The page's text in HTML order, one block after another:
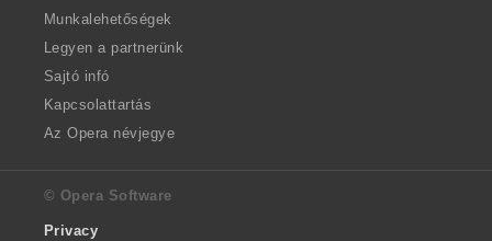
Munkalehetőségek
Legyen a partnerünk
Sajtó infó
Kapcsolattartás
Az Opera névjegye
© Opera Software
Privacy